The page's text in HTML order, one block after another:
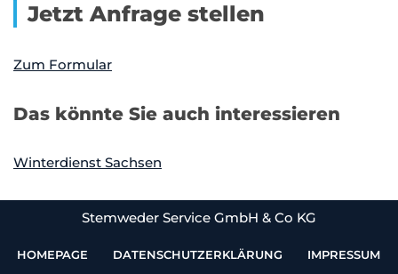
Jetzt Anfrage stellen
Zum Formular
Das könnte Sie auch interessieren
Winterdienst Sachsen
Stemweder Service GmbH & Co KG
HOMEPAGE DATENSCHUTZERKLÄRUNG IMPRESSUM